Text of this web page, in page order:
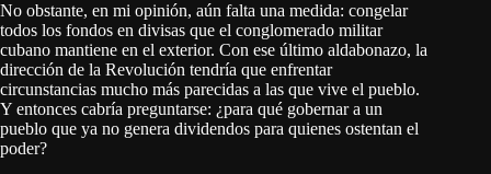
No obstante, en mi opinión, aún falta una medida: congelar
todos los fondos en divisas que el conglomerado militar
cubano mantiene en el exterior. Con ese último aldabonazo, la
dirección de la Revolución tendría que enfrentar
circunstancias mucho más parecidas a las que vive el pueblo.
Y entonces cabría preguntarse: ¿para qué gobernar a un
pueblo que ya no genera dividendos para quienes ostentan el
poder?